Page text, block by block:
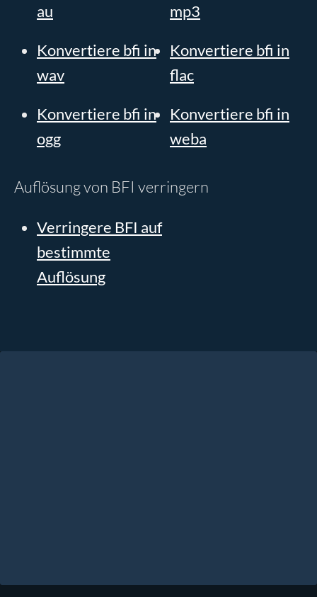
au
mp3
Konvertiere bfi in
wav
Konvertiere bfi in
flac
Konvertiere bfi in
ogg
Konvertiere bfi in
weba
Auflösung von BFI verringern
Verringere BFI auf
bestimmte
Auflösung